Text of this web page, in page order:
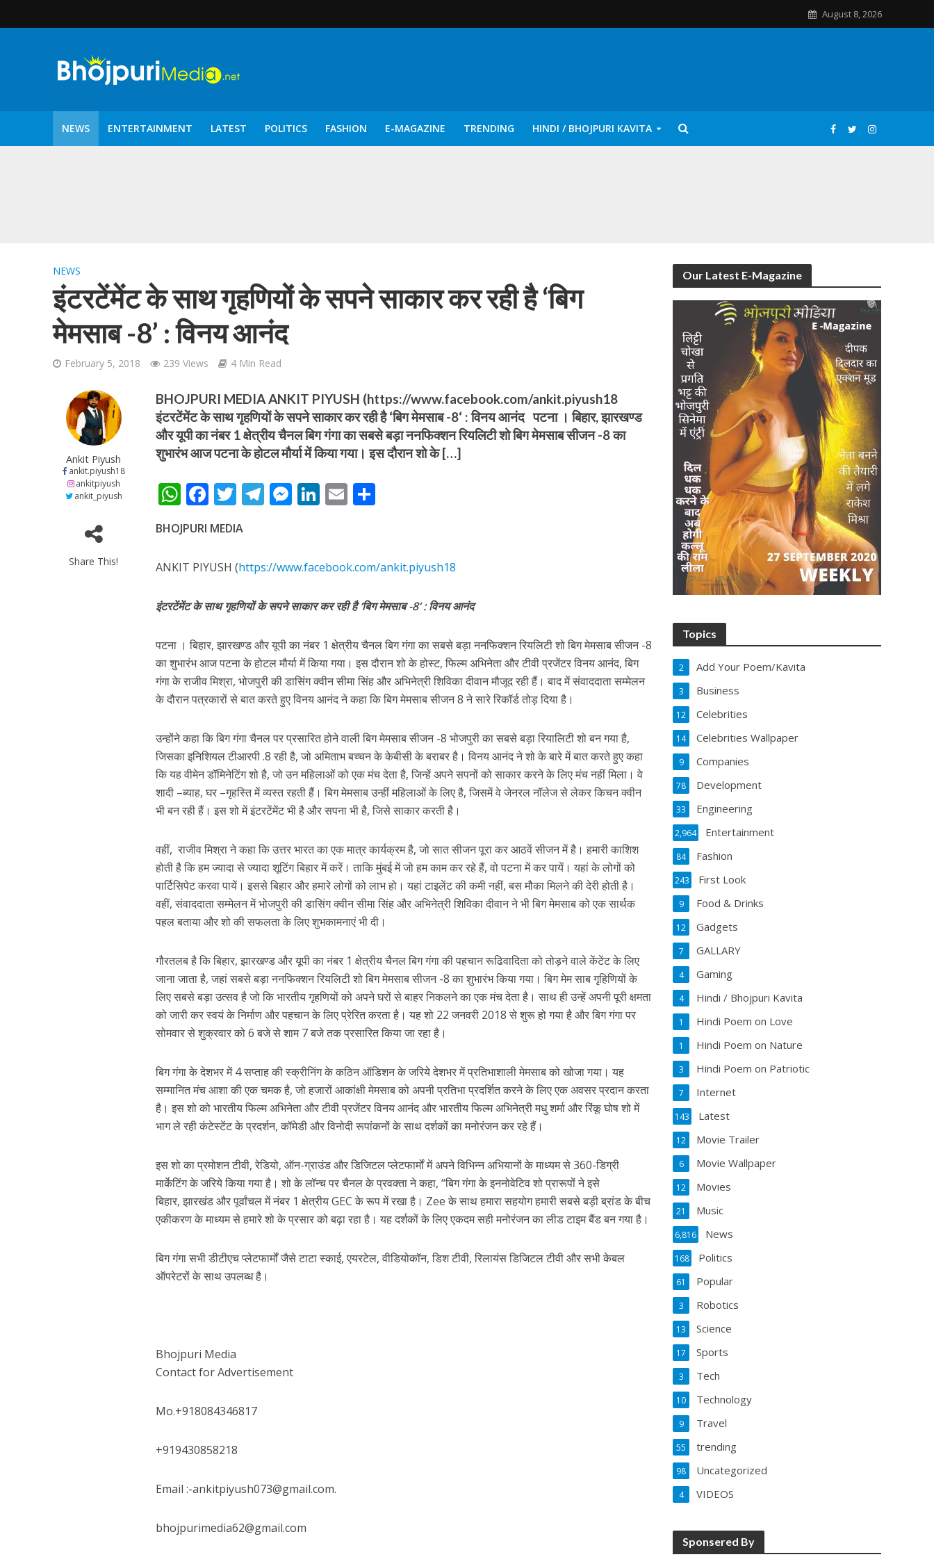
August 8, 2026
NEWS ENTERTAINMENT LATEST POLITICS FASHION E-MAGAZINE TRENDING HINDI / BHOJPURI KAVITA
शिवानी सिंह का नया बोलबम गीत तोहरे के मांगिला जानु हुआ रिलीज, दर्शकों का मिल रहा भरपूर प्यार
पवन सिंह का बॉलीवुड में महाधमाका, ‘सिर्फ आपके’ की शूटिंग लखनऊ और भोपाल में हुई पूरी”
साजिद नाडियाडवाला के साथ 25 वर्षों का सफर, अब ‘ओम गोल्डन फ्यूचर मूवीज़’ के साथ नई पारी शुरू करेंगे प्रेमचंद्र झा
NEWS
इंटरटेंमेंट के साथ गृहणियों के सपने साकार कर रही है ‘बिग
मेमसाब -8’ : विनय आनंद
February 5, 2018 239 Views 4 Min Read
Ankit Piyush
ankit.piyush18
ankitpiyush
ankit_piyush
Share This!
BHOJPURI MEDIA ANKIT PIYUSH (https://www.facebook.com/ankit.piyush18
इंटरटेंमेंट के साथ गृहणियों के सपने साकार कर रही है ‘बिग मेमसाब -8‘ : विनय आनंद पटना । बिहार, झारखण्ड
और यूपी का नंबर 1 क्षेत्रीय चैनल बिग गंगा का सबसे बड़ा ननफिक्‍शन रियलिटी शो बिग मेमसाब सीजन -8 का
शुभारंभ आज पटना के होटल मौर्या में किया गया। इस दौरान शो के […]
W
h
at
s
p
F
ac
e
b
o
T
w
itt
er
T
gr
m
M
e
g
Li
e
n
E
l e
BHOJPURI MEDIA
ANKIT PIYUSH (https://www.facebook.com/ankit.piyush18
इंटरटेंमेंट के साथ गृहणियों के सपने साकार कर रही है‘बिग मेमसाब -8‘: विनय आनंद
पटना । बिहार, झारखण्ड और यूपी का नंबर 1 क्षेत्रीय चैनल बिग गंगा का सबसे बड़ा ननफिक्‍शन रियलिटी शो बिग मेमसाब सीजन -8
का शुभारंभ आज पटना के होटल मौर्या में किया गया। इस दौरान शो के होस्‍ट, फिल्म अभिनेता और टीवी प्रजेंटर विनय आनंद, बिग
गंगा के राजीव मिश्रा, भोजपुरी की डासिंग क्‍वीन सीमा सिंह और अभिनेत्री शिविका दीवान मौजूद रही हैं। बाद में संवाददाता सम्‍मेलन
के दौरान पत्रकारों से बात करते हुए विनय आनंद ने कहा कि बिग मेमसाब सीजन 8 ने सारे रिकॉर्ड तोड़ दिया है।
उन्‍होंने कहा कि बिग गंगा चैनल पर प्रसारित होने वाली बिग मेमसाब सीजन -8 भोजपुरी का सबसे बड़ा रियालिटी शो बन गया है,
जिसका इनिशियल टीआरपी .8 रही है, जो अमिताभ बच्‍चन के केबीसी के बराबर है। विनय आनंद ने शो के बारे में बात करते हुए कहा
कि यह वीमेन डॉमिनेटिंग शो है, जो उन महिलाओं को एक मंच देता है, जिन्‍हें अपने सपनों को साकार करने के लिए मंच नहीं मिला। वे
शादी –ब्‍याह, घर –गृहस्ति में व्‍यस्‍त रहती हैं। बिग मेमसाब उन्‍हीं महिलाओं के लिए है, जिसमें वे जेनरल नॉलेज से लेकर किचन क्‍वीन
भी बन रही हैं। इस शो में इंटरटेंमेंट भी है और सपना भी है, जिसे साकार करती है।
वहीं, राजीव मिश्रा ने कहा कि उत्तर भारत का एक मात्र कार्यक्रम है, जो सात सीजन पूरा कर आठवें सीजन में है। हमारी काशिश
होती है कि हम ज्‍यादा से ज्‍यादा शूटिंग बिहार में करें। ताकि मुंबई में जो हम काम कर रहे हैं, वो पटना में कर पायें। यहां के लोगों को
पार्टिसिपेट करवा पायें। इससे बिहार और हमारे लोगों को लाभ हो। यहां टाइलेंट की कमी नहीं, बस मौका मिलने की देरी होती है।
वहीं, संवाददाता सम्‍मेलन में भोजपुरी की डासिंग क्‍वीन सीमा सिंह और अभिनेत्री शिविका दीवान ने भी बिग मेमसाब को एक सार्थक
पहल बताया और शो की सफलता के लिए शुभकामनाएं भी दी।
गौरतलब है कि बिहार, झारखण्ड और यूपी का नंबर 1 क्षेत्रीय चैनल बिग गंगा की पहचान रूढिवादिता को तोड़ने वाले केंटेंट के लिए
जाना जाता है, जहां सबसे बड़ा ननफिक्‍शन रियलिटी शो बिग मेमसाब सीजन -8 का शुभारंभ किया गया। बिग मेम साब गृहिणियों के
लिए सबसे बड़ा उत्सव है जो कि भारतीय गृहणियों को अपने घरों से बाहर निकलने का एक मंच देता है। साथ ही उन्‍हें अपनी पूरी क्षमता
को जारी कर स्वयं के निर्माण और पहचान के लिए प्रेरित करता है। यह शो 22 जनवरी 2018 से शुरू हो गया है और बिग गंगा पर
सोमवार से शुक्रवार को 6 बजे से शाम 7 बजे तक प्रसारित किया जा रहा है।
बिग गंगा के देशभर में 4 सप्ताह की स्क्रीनिंग के कठिन ऑडिशन के जरिये देशभर में प्रतिभाशाली मेमसाब को खोजा गया। यह
सम्मानित मंच आशा की एक चमक है, जो हजारों आकांक्षी मेमसाब को अपनी प्रतिभा प्रदर्शित करने के लिए एक अवसर प्रदान करता
है। इस शो को भारतीय फिल्म अभिनेता और टीवी प्रजेंटर विनय आनंद और भारतीय फिल्म अभिनेत्री मधु शर्मा और रिंकू घोष शो में
भाग ले रही कंटेस्‍टेंट के प्रदर्शन, कॉमेडी और विनोदी रूपांकनों के साथ दर्शकों का मनोरंजन कर रहे हैं।
इस शो का प्रमोशन टीवी, रेडियो, ऑन-ग्राउंड और डिजिटल प्लेटफार्मों में अपने विभिन्न अभियानों के माध्यम से 360-डिग्री
मार्केटिंग के जरिये किया गया है। शो के लॉन्च पर चैनल के प्रवक्ता ने कहा, “बिग गंगा के इननोवेटिव शो प्रारूपों ने इसे
बिहार, झारखंड और पूर्वांचल में नंबर 1 क्षेत्रीय GEC के रूप में रखा है। Zee के साथ हमारा सहयोग हमारी सबसे बड़ी ब्रांड के बीच
एकीकरण के माध्यम से हमारे शो के प्रसार को बढ़ा रहा है। यह दर्शकों के लिए एकदम सही मनोरंजन का लीड टाइम बैंड बन गया है।
बिग गंगा सभी डीटीएच प्लेटफार्मों जैसे टाटा स्काई, एयरटेल, वीडियोकॉन, डिश टीवी, रिलायंस डिजिटल टीवी और सभी केबल
ऑपरेटरों के साथ उपलब्ध है।
Bhojpuri Media
Contact for Advertisement
Mo.+918084346817
+919430858218
Email :-ankitpiyush073@gmail.com.
bhojpurimedia62@gmail.com
Our Latest E-Magazine
Topics
Add Your Poem/Kavita
2
Business
3
Celebrities
12
Celebrities Wallpaper
14
Companies
9
Development
78
Engineering
33
Entertainment
2,964
Fashion
84
First Look
243
Food & Drinks
9
Gadgets
12
GALLARY
7
Gaming
4
Hindi / Bhojpuri Kavita
4
Hindi Poem on Love
1
Hindi Poem on Nature
1
Hindi Poem on Patriotic
3
Internet
7
Latest
143
Movie Trailer
12
Movie Wallpaper
6
Movies
12
Music
21
News
6,816
Politics
168
Popular
61
Robotics
3
Science
13
Sports
17
Tech
3
Technology
10
Travel
9
trending
55
Uncategorized
98
VIDEOS
4
Sponsered By